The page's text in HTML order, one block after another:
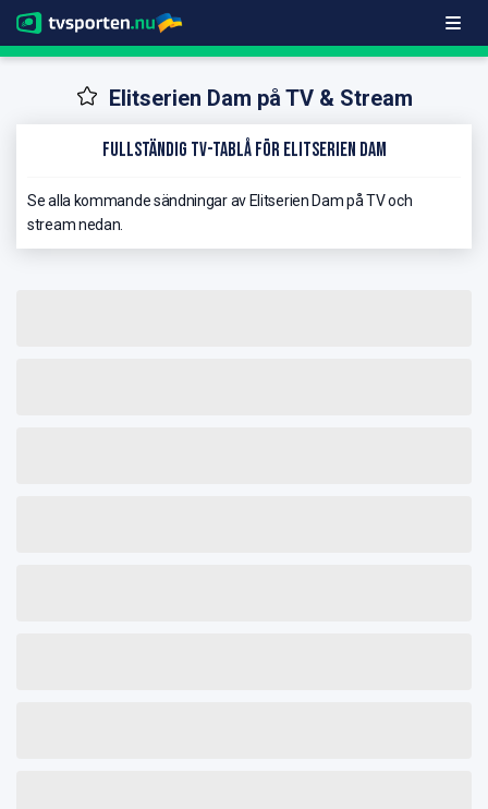
Elitserien Dam på TV & Stream
Fullständig TV-Tablå för Elitserien Dam
Se alla kommande sändningar av Elitserien Dam på TV och
stream nedan.